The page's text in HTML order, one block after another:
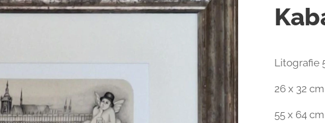
Litografie
26 x 32
55 x 64